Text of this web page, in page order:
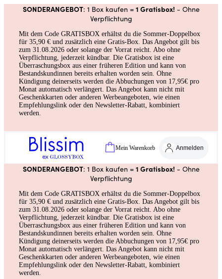
SONDERANGEBOT: 1 Box kaufen = 1 Gratisbox! - Ohne
Verpflichtung
Mit dem Code GRATISBOX erhältst du die Sommer-Doppelbox
für 35,90 € und zusätzlich eine Gratis-Box. Das Angebot gilt bis
zum 31.08.2026 oder solange der Vorrat reicht. Abo ohne
Verpflichtung, jederzeit kündbar. Die Gratisbox ist eine
Überraschungsbox aus einer früheren Edition und kann von
Bestandskundinnen bereits erhalten worden sein. Ohne
Kündigung deinerseits werden die Abbuchungen von 17,95€ pro
Monat automatisch verlängert. Das Angebot kann nicht mit
Geschenkkarten oder anderen Werbeangeboten, wie einen
Empfehlungslink oder den Newsletter-Rabatt, kombiniert
werden.
Mein Warenkorb Anmelden
SONDERANGEBOT: 1 Box kaufen = 1 Gratisbox! - Ohne
Verpflichtung
Mit dem Code GRATISBOX erhältst du die Sommer-Doppelbox
für 35,90 € und zusätzlich eine Gratis-Box. Das Angebot gilt bis
zum 31.08.2026 oder solange der Vorrat reicht. Abo ohne
Verpflichtung, jederzeit kündbar. Die Gratisbox ist eine
Überraschungsbox aus einer früheren Edition und kann von
Bestandskundinnen bereits erhalten worden sein. Ohne
Kündigung deinerseits werden die Abbuchungen von 17,95€ pro
Monat automatisch verlängert. Das Angebot kann nicht mit
Geschenkkarten oder anderen Werbeangeboten, wie einen
Empfehlungslink oder den Newsletter-Rabatt, kombiniert
werden.